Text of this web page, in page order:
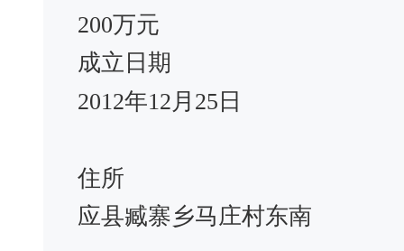
200万元
成立日期
2012年12月25日
住所
应县臧寨乡马庄村东南